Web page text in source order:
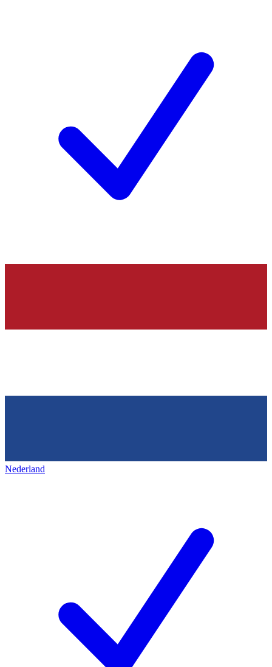
Nederland